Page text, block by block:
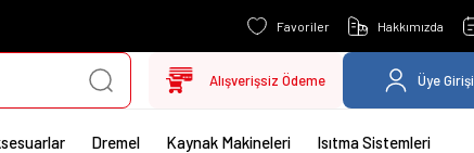
Favoriler Hakkımızda
Alışverişsiz Ödeme Üye Girişi
Dremel Kaynak Makineleri Isıtma Sistemleri